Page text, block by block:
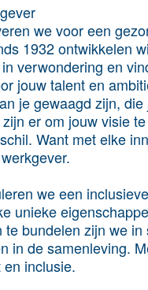
we voor een
1932 ontwikkelen
verwondering en
jouw talent en
je gewaagd zijn,
er om jouw visie
Want met elke
we een
unieke
te bundelen zijn we
in de samenleving.
inclusie.